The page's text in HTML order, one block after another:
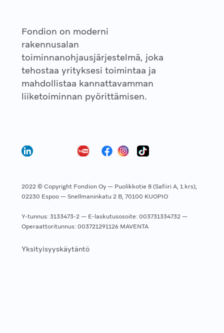
Fondion on moderni
rakennusalan
toiminnanohjausjärjestelmä, joka
tehostaa yrityksesi toimintaa ja
mahdollistaa kannattavamman
liiketoiminnan pyörittämisen.
2022 © Copyright Fondion Oy — Puolikkotie 8 (Safiiri A, 1.krs),
02230 Espoo — Snellmaninkatu 2 B, 70100 KUOPIO
Y-tunnus: 3133473-2 — E-laskutusosoite: 003731334732 —
Operaattoritunnus: 003721291126 MAVENTA
Yksityisyyskäytäntö